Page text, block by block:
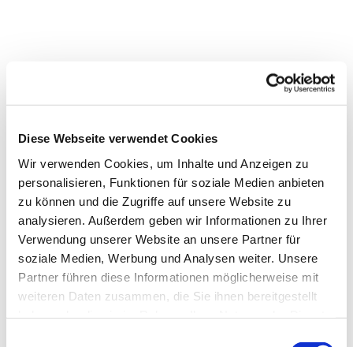
Diese Webseite verwendet Cookies
Wir verwenden Cookies, um Inhalte und Anzeigen zu
personalisieren, Funktionen für soziale Medien anbieten
zu können und die Zugriffe auf unsere Website zu
analysieren. Außerdem geben wir Informationen zu Ihrer
Verwendung unserer Website an unsere Partner für
soziale Medien, Werbung und Analysen weiter. Unsere
Partner führen diese Informationen möglicherweise mit
weiteren Daten zusammen, die Sie ihnen bereitgestellt
Dies könnte Sie auch
interessieren